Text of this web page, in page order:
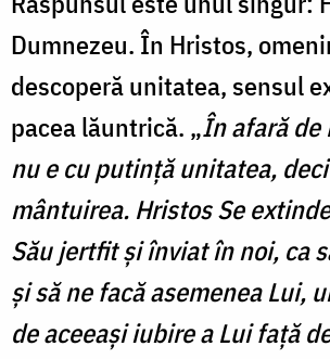
Dumnezeu. În Hristos,
descoperă unitatea, sensul
pacea lăuntrică. „În afară de
nu e cu putinţă unitatea,
mântuirea. Hristos Se
Său jertfit şi înviat în noi, ca
şi să ne facă asemenea Lui,
de aceeaşi iubire a Lui faţă